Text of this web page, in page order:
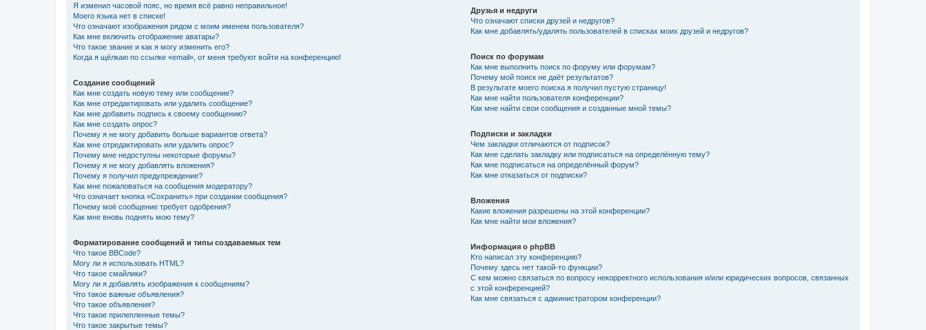
Я изменил часовой пояс, но время всё равно неправильное!
Моего языка нет в списке!
Что означают изображения рядом с моим именем пользователя?
Как мне включить отображение аватары?
Что такое звание и как я могу изменить его?
Когда я щёлкаю по ссылке «email», от меня требуют войти на конференцию!
Создание сообщений
Как мне создать новую тему или сообщение?
Как мне отредактировать или удалить сообщение?
Как мне добавить подпись к своему сообщению?
Как мне создать опрос?
Почему я не могу добавить больше вариантов ответа?
Как мне отредактировать или удалить опрос?
Почему мне недоступны некоторые форумы?
Почему я не могу добавлять вложения?
Почему я получил предупреждение?
Как мне пожаловаться на сообщения модератору?
Что означает кнопка «Сохранить» при создании сообщения?
Почему моё сообщение требует одобрения?
Как мне вновь поднять мою тему?
Форматирование сообщений и типы создаваемых тем
Что такое BBCode?
Могу ли я использовать HTML?
Что такое смайлики?
Могу ли я добавлять изображения к сообщениям?
Что такое важные объявления?
Что такое объявления?
Что такое прилепленные темы?
Что такое закрытые темы?
Друзья и недруги
Что означают списки друзей и недругов?
Как мне добавлять/удалять пользователей в списках моих друзей и недругов?
Поиск по форумам
Как мне выполнить поиск по форуму или форумам?
Почему мой поиск не даёт результатов?
В результате моего поиска я получил пустую страницу!
Как мне найти пользователя конференции?
Как мне найти свои сообщения и созданные мной темы?
Подписки и закладки
Чем закладки отличаются от подписок?
Как мне сделать закладку или подписаться на определённую тему?
Как мне подписаться на определённый форум?
Как мне отказаться от подписки?
Вложения
Какие вложения разрешены на этой конференции?
Как мне найти мои вложения?
Информация о phpBB
Кто написал эту конференцию?
Почему здесь нет такой-то функции?
С кем можно связаться по вопросу некорректного использования и/или юридических вопросов, связанных
с этой конференцией?
Как мне связаться с администратором конференции?